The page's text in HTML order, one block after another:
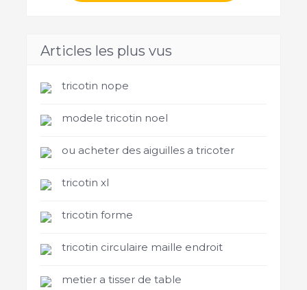
Articles les plus vus
tricotin nope
modele tricotin noel
ou acheter des aiguilles a tricoter
tricotin xl
tricotin forme
tricotin circulaire maille endroit
metier a tisser de table